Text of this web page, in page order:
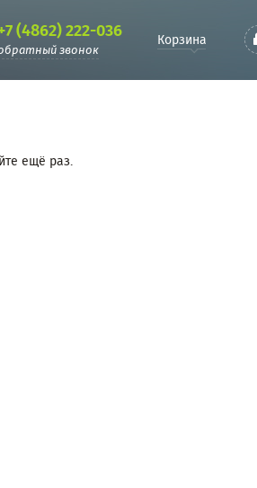
(4862) 222-036
звонок
Корзина
ещё раз.